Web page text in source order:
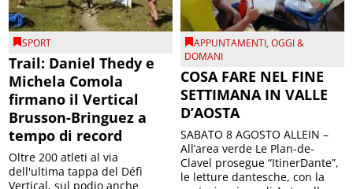
SPORT
Trail: Daniel Thedy e
Michela Comola
firmano il Vertical
Brusson-Bringuez a
tempo di record
Oltre 200 atleti al via
dell'ultima tappa del Défì
Vertical, sul podio anche
APPUNTAMENTI,OGGI &
DOMANI
COSA FARE NEL FINE
SETTIMANA IN VALLE
D’AOSTA
SABATO 8 AGOSTO ALLEIN –
All’area verde Le Plan-de-
Clavel prosegue “ItinerDante”,
le letture dantesche, con la